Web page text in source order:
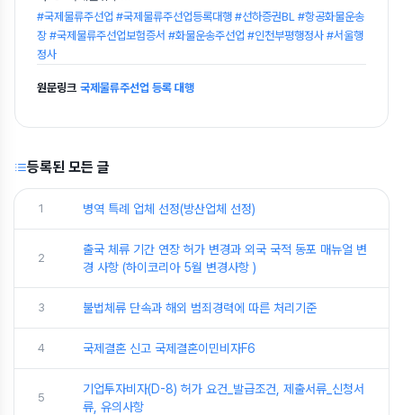
#국제물류주선업 #국제물류주선업등록대행 #선하증권BL #항공화물운송
장 #국제물류주선업보험증서 #화물운송주선업 #인천부평행정사 #서울행
정사
원문링크 국제물류주선업 등록 대행
등록된 모든 글
1 병역 특례 업체 선정(방산업체 선정)
2
출국 체류 기간 연장 허가 변경과 외국 국적 동포 매뉴얼 변
경 사항 (하이코리아 5월 변경사항 )
3 불법체류 단속과 해외 범죄경력에 따른 처리기준
4 국제결혼 신고 국제결혼이민비자F6
5
기업투자비자(D-8) 허가 요건_발급조건, 제출서류_신청서
류, 유의사항